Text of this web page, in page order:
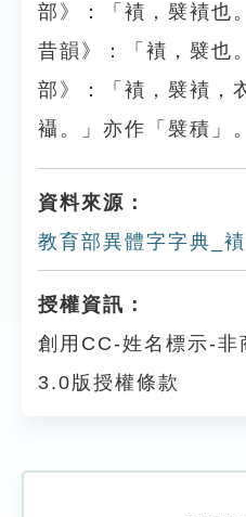
部》：「襀，襞襀也
昔韻》：「襀，襞也
部》：「襀，襞襀，
襵。」亦作「襞積」。
資料來源：
教育部異體字字典_襀
授權資訊：
創用CC-姓名標示-非
3.0版授權條款